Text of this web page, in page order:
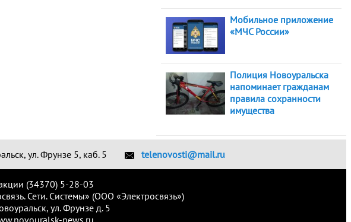
Мобильное приложение
«МЧС России»
Полиция Новоуральска
напоминает гражданам
правила сохранности
имущества
ул. Фрунзе 5, каб. 5 telenovosti@mail.ru
(34370) 5-28-03
Сети. Системы» (ООО «Электросвязь»)
ул. Фрунзе д. 5